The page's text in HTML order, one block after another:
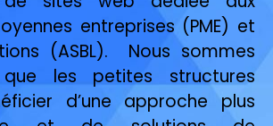
entreprises (PME) et
(ASBL). Nous sommes
que les petites structures
d’une approche plus